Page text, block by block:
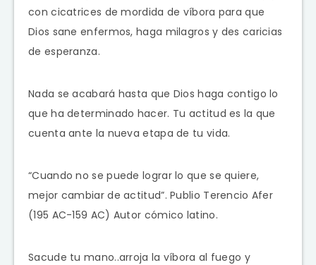
con cicatrices de mordida de víbora para que
Dios sane enfermos, haga milagros y des caricias
de esperanza.
Nada se acabará hasta que Dios haga contigo lo
que ha determinado hacer. Tu actitud es la que
cuenta ante la nueva etapa de tu vida.
“Cuando no se puede lograr lo que se quiere,
mejor cambiar de actitud”. Publio Terencio Afer
(195 AC-159 AC) Autor cómico latino.
Sacude tu mano..arroja la víbora al fuego y